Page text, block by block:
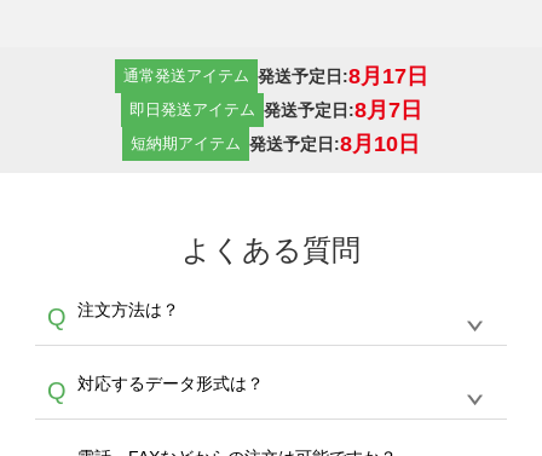
通常発送アイテム 発送予定日:8月17日
即日発送アイテム 発送予定日:8月7日
短納期アイテム 発送予定日:8月10日
よくある質問
Q 注文方法は？
A
生産にて承っております。デザインツールから
デザインの作成から決済まで完了できます。
30枚以上やシルク印刷など、大口注文の場合
Q 対応するデータ形式は？